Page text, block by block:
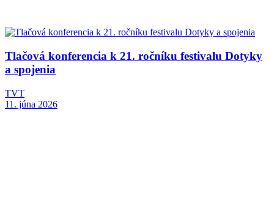
Tlačová konferencia k 21. ročníku festivalu Dotyky
a spojenia
TVT
11. júna 2026